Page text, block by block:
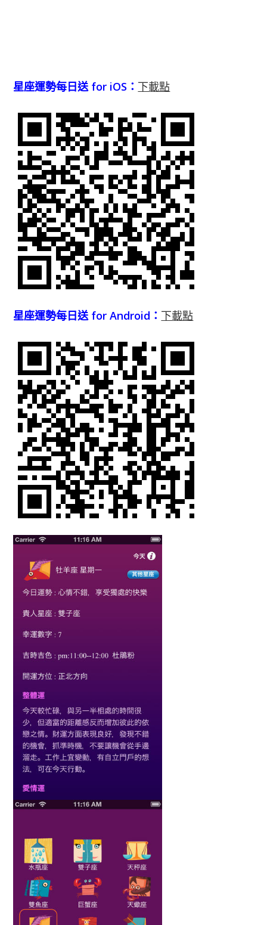
星座運勢每日送 for iOS： 下載點
星座運勢每日送 for Android： 下載點